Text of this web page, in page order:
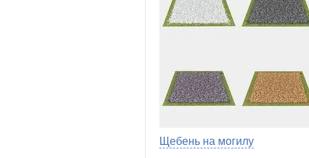
Щебень на могилу